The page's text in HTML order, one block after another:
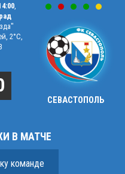
2°C,
СЕВАСТОПОЛЬ
В МАТЧЕ
команде